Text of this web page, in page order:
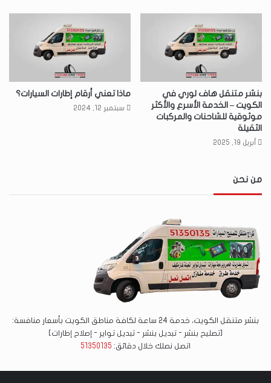
بنشر متنقل هاف لوري في
الكويت – الخدمة الأسرع والأكثر
موثوقية للشاحنات والمركبات
الثقيلة
أبريل 19, 2025
ماذا تعني أرقام إطارات السيارات؟
سبتمبر 12, 2024
من نحن
بنشر متنقل الكويت، خدمة 24 ساعة لكافة مناطق الكويت بأسعار منافسة:
[تصليح بنشر - تبديل بنشر - تبديل تواير - إصلاح إطارات]
اتصل نصلك خلال دقائق: 51350135